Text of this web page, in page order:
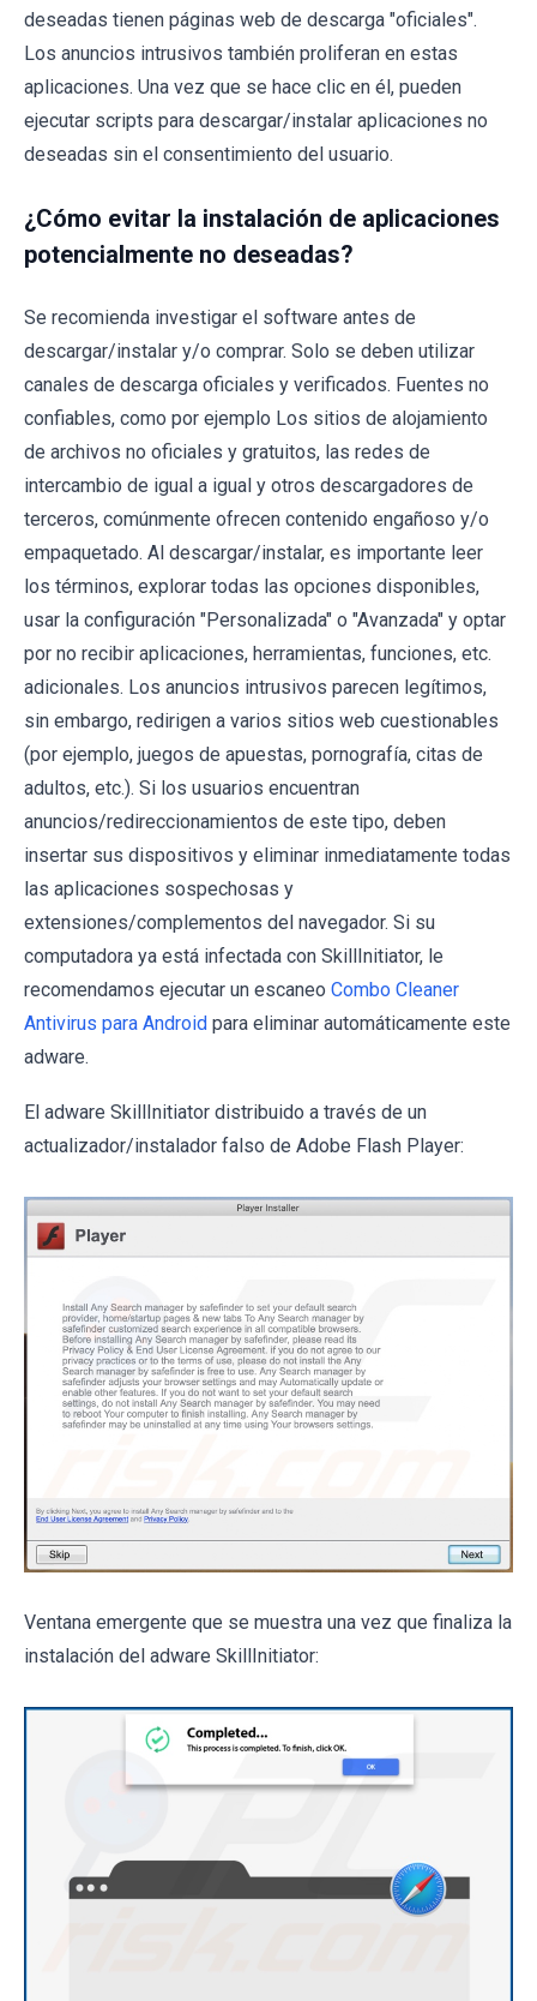
deseadas tienen páginas web de descarga "oficiales".
Los anuncios intrusivos también proliferan en estas
aplicaciones. Una vez que se hace clic en él, pueden
ejecutar scripts para descargar/instalar aplicaciones no
deseadas sin el consentimiento del usuario.
¿Cómo evitar la instalación de aplicaciones
potencialmente no deseadas?
Se recomienda investigar el software antes de
descargar/instalar y/o comprar. Solo se deben utilizar
canales de descarga oficiales y verificados. Fuentes no
confiables, como por ejemplo Los sitios de alojamiento
de archivos no oficiales y gratuitos, las redes de
intercambio de igual a igual y otros descargadores de
terceros, comúnmente ofrecen contenido engañoso y/o
empaquetado. Al descargar/instalar, es importante leer
los términos, explorar todas las opciones disponibles,
usar la configuración "Personalizada" o "Avanzada" y optar
por no recibir aplicaciones, herramientas, funciones, etc.
adicionales. Los anuncios intrusivos parecen legítimos,
sin embargo, redirigen a varios sitios web cuestionables
(por ejemplo, juegos de apuestas, pornografía, citas de
adultos, etc.). Si los usuarios encuentran
anuncios/redireccionamientos de este tipo, deben
insertar sus dispositivos y eliminar inmediatamente todas
las aplicaciones sospechosas y
extensiones/complementos del navegador. Si su
computadora ya está infectada con SkillInitiator, le
recomendamos ejecutar un escaneo Combo Cleaner
Antivirus para Android para eliminar automáticamente este
adware.
El adware SkillInitiator distribuido a través de un
actualizador/instalador falso de Adobe Flash Player:
Ventana emergente que se muestra una vez que finaliza la
instalación del adware SkillInitiator: